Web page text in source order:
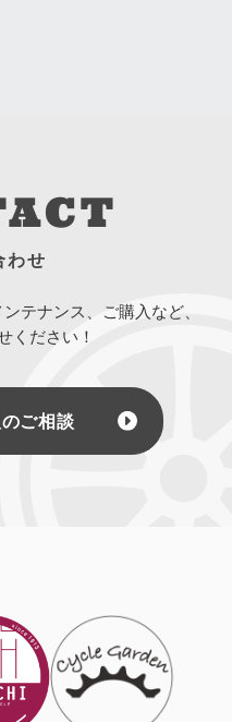
わせ
テナンス、ご購入など、
ください！
ご相談